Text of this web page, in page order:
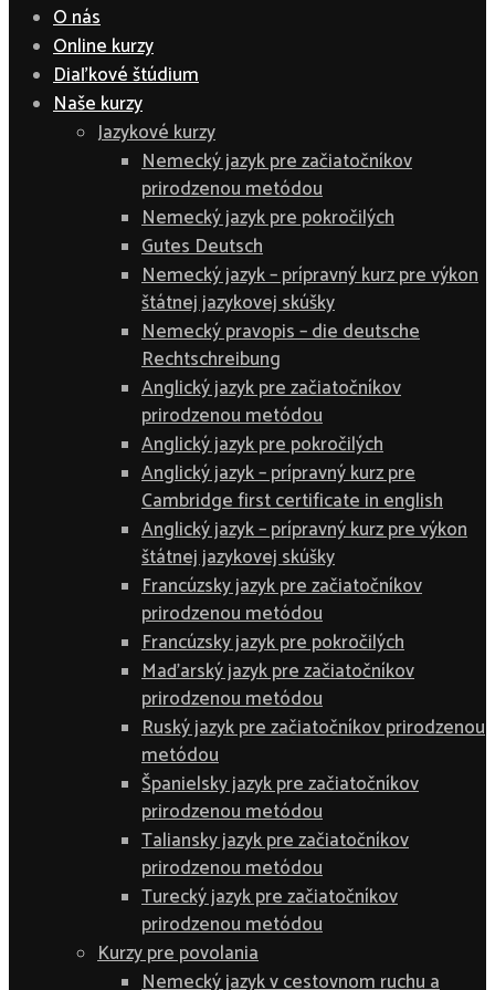
O nás
Online kurzy
Diaľkové štúdium
Naše kurzy
Jazykové kurzy
Nemecký jazyk pre začiatočníkov
prirodzenou metódou
Nemecký jazyk pre pokročilých
Gutes Deutsch
Nemecký jazyk – prípravný kurz pre výkon
štátnej jazykovej skúšky
Nemecký pravopis – die deutsche
Rechtschreibung
Anglický jazyk pre začiatočníkov
prirodzenou metódou
Anglický jazyk pre pokročilých
Anglický jazyk – prípravný kurz pre
Cambridge first certificate in english
Anglický jazyk – prípravný kurz pre výkon
štátnej jazykovej skúšky
Francúzsky jazyk pre začiatočníkov
prirodzenou metódou
Francúzsky jazyk pre pokročilých
Maďarský jazyk pre začiatočníkov
prirodzenou metódou
Ruský jazyk pre začiatočníkov prirodzenou
metódou
Španielsky jazyk pre začiatočníkov
prirodzenou metódou
Taliansky jazyk pre začiatočníkov
prirodzenou metódou
Turecký jazyk pre začiatočníkov
prirodzenou metódou
Kurzy pre povolania
Nemecký jazyk v cestovnom ruchu a